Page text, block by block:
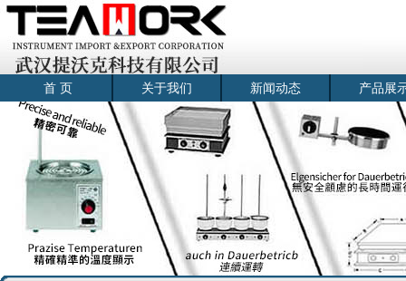
首 页 关于我们 新闻动态 产品展